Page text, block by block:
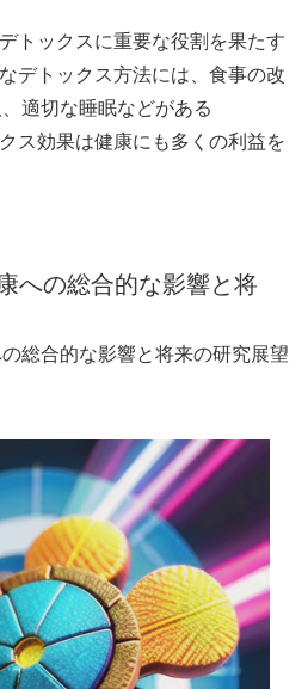
トックスに重要な役割を果たす
デトックス方法には、食事の改
適切な睡眠などがある
ス効果は健康にも多くの利益を
への総合的な影響と将